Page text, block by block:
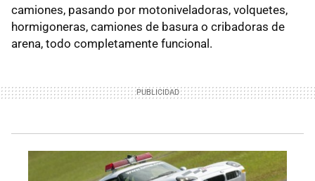
camiones, pasando por motoniveladoras, volquetes,
hormigoneras, camiones de basura o cribadoras de
arena, todo completamente funcional.